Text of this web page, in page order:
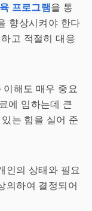
프로그램을 통
향상시켜야 한다
고 적절히 대응
해도 매우 중요
료에 임하는데 큰
는 힘을 실어 준
인의 상태와 필요
의하여 결정되어